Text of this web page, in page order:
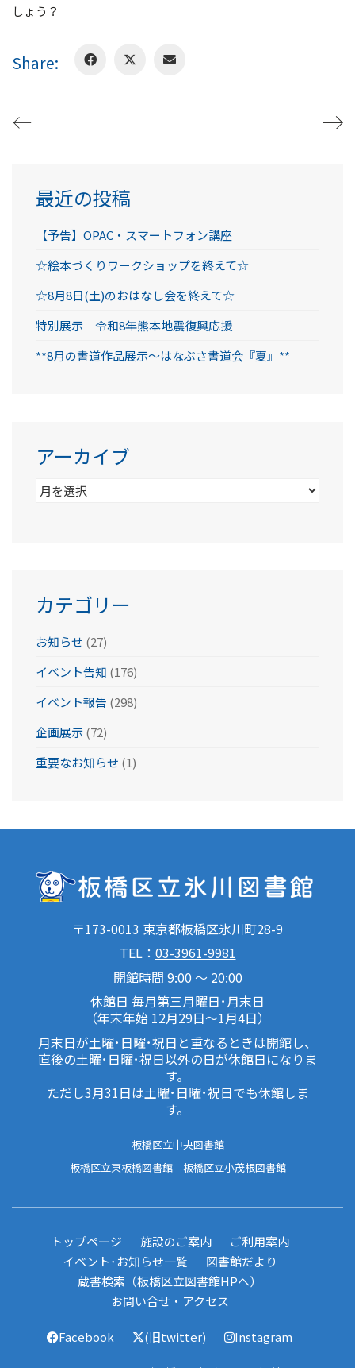
しょう？
Share:
最近の投稿
【予告】OPAC・スマートフォン講座
☆絵本づくりワークショップを終えて☆
☆8月8日(土)のおはなし会を終えて☆
特別展示 令和8年熊本地震復興応援
**8月の書道作品展示～はなぶさ書道会『夏』**
アーカイブ
ア
カテゴリー
お知らせ (27)
イベント告知 (176)
イベント報告 (298)
企画展示(72)
重要なお知らせ (1)
〒173-0013 東京都板橋区氷川町28-9
TEL： 03-3961-9981
開館時間 9:00 ～ 20:00
休館日 毎月第三月曜日･月末日
（年末年始 12月29日～1月4日）
月末日が土曜･日曜･祝日と重なるときは開館し、
直後の土曜･日曜･祝日以外の日が休館日になりま
す。
ただし3月31日は土曜･日曜･祝日でも休館しま
す。
板橋区立中央図書館
板橋区立東板橋図書館
板橋区立小茂根図書館
トップページ 施設のご案内
ご利用案内
イベント･お知らせ一覧
図書館だより
蔵書検索（板橋区立図書館HPへ）
お問い合せ・アクセス
Facebook (旧twitter) Instagram